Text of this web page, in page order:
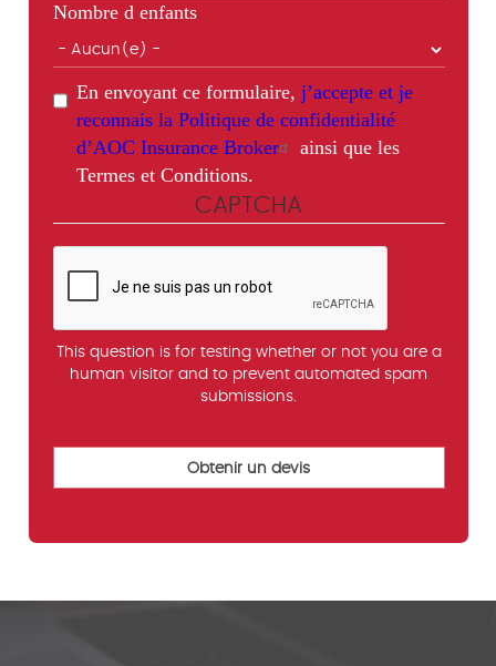
Nombre d enfants
En envoyant ce formulaire, j’accepte et je
reconnais la Politique de confidentialité
d’AOC Insurance Broker
ainsi que les
Termes et Conditions.
CAPTCHA
This question is for testing whether or not you are a
human visitor and to prevent automated spam
submissions.